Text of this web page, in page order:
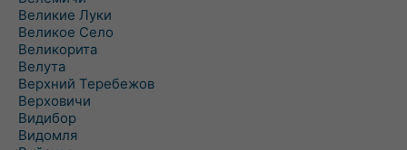
Великие Луки
Великое Село
Великорита
Велута
Верхний Теребежов
Верховичи
Видибор
Видомля